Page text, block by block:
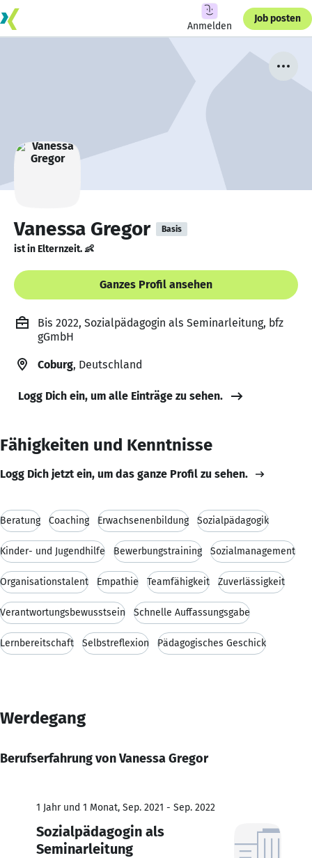
Anmelden
Job posten
Vanessa Gregor Basis
ist in Elternzeit. 👶
Ganzes Profil ansehen
Bis 2022, Sozialpädagogin als Seminarleitung, bfz
gGmbH
Coburg, Deutschland
Logg Dich ein, um alle Einträge zu sehen.
Fähigkeiten und Kenntnisse
Logg Dich jetzt ein, um das ganze Profil zu sehen.
Beratung Coaching Erwachsenenbildung Sozialpädagogik
Kinder- und Jugendhilfe Bewerbungstraining Sozialmanagement
Organisationstalent Empathie Teamfähigkeit Zuverlässigkeit
Verantwortungsbewusstsein Schnelle Auffassungsgabe
Lernbereitschaft Selbstreflexion Pädagogisches Geschick
Werdegang
Berufserfahrung von Vanessa Gregor
1 Jahr und 1 Monat, Sep. 2021 - Sep. 2022
Sozialpädagogin als
Seminarleitung